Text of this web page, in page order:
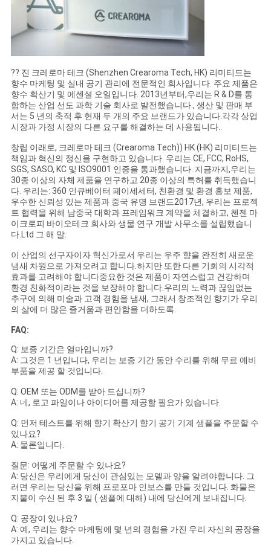
?? 진 크레로마 테크 (Shenzhen Crearoma Tech, HK) 리미티드는
향수 마케팅 및 실내 공기 관리에 전문적인 회사입니다. 주요 제품은
향수 확산기 및 에센셜 오일입니다. 2013년부터,우리는 R & D를 통
합하는 산업 선도 과학 기술 회사로 발전했습니다., 생산 및 판매 부
서는 5 년의 축적 후 현재 두 개의 주요 브랜드가 있습니다.각각 상업
시장과 가정 시장의 다른 요구를 해결하는 데 사용됩니다..
창립 이래로, 크레로마 테크 (Crearoma Tech)) HK (HK) 리미티드는
책임과 혁신의 정신을 구현하고 있습니다. 우리는 CE, FCC, RoHS,
SGS, SASO, KC 및 ISO9001 인증을 통과했습니다. 지금까지,우리는
30종 이상의 자체 제품을 연구하고 20종 이상의 특허를 취득했습니
다. 우리는: 360 인큐베이터 페이세세터, 친환경 및 환경 홍보 제품,
우수한 신뢰성 있는 제품과 중국 유명 브랜드2017년, 우리는 프로젝
트 협력을 위해 남중국 대학과 프레임워크 계약을 체결하고, 첸젠 마
이크로피 바이오테크 회사와 생물 연구 개발 사무소를 설립했습니
다.Ltd 그 해 말.
이 산업의 선구자이자 혁신가로서 우리는 우주 향을 완전히 새로운
냄새 차원으로 가져오려고 합니다.하지만 또한 다른 기회의 시각적
효과를 고려해야 합니다중요한 것은 제품이 자연스럽고 건강하며
환경 친화적이라는 것을 보장해야 합니다.우리의 노력과 끊임없는
추구에 의해 미술과 고객 경험을 냄새, 그래서 창조적인 향기가 우리
의 삶에 더 많은 즐거움과 편안함을 더하도록.
FAQ:
Q: 보증 기간은 얼마입니까?
A: 그것은 1 년입니다, 우리는 보증 기간 동안 수리를 위해 무료 예비
부품을 제공 할 것입니다.
Q: OEM 또는 ODM를 받아 드십니까?
A: 네, 로고 파일이나 아이디어를 제공할 필요가 있습니다.
Q: 먼저 테스트를 위해 향기 확산기 향기 공기 기계 샘플을 주문할 수
있나요?
A: 물론입니다.
질문: 어떻게 주문할 수 있나요?
A: 당신은 우리에게 당신이 관심있는 모델과 양을 알려야합니다. 그
러면 우리는 당신을 위해 프로포마 인보스를 만들 것입니다. 화물은
지불이 수신 된 후 3 일 ( 샘플에 대해) 내에 당신에게 보내집니다.
Q: 공장이 있나요?
A: 예, 우리는 향수 마케팅에 몇 년의 경험을 가진 우리 자신의 공장을
가지고 있습니다.